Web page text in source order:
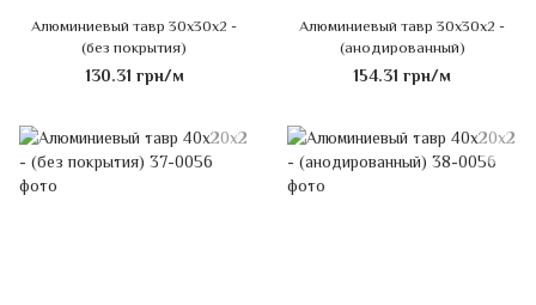
Алюминиевый тавр 30х30х2 -
(без покрытия)
130.31 грн/м
Алюминиевый тавр 30х30х2 -
(анодированный)
154.31 грн/м